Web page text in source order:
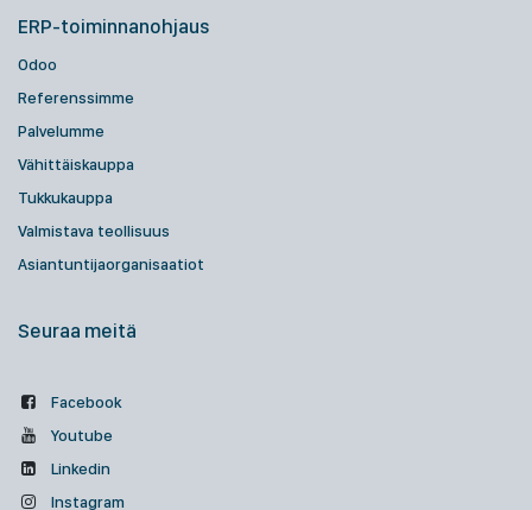
ERP-toiminnanohjaus
Odoo
Referenssimme
Palvelumme
Vähittäiskauppa
Tukkukauppa
Valmistava teollisuus
Asiantuntijaorganisaatiot
Seuraa meitä
Facebook
Youtube
Linkedin
Instagram